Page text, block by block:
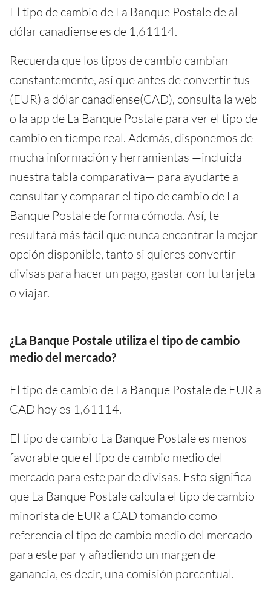
El tipo de cambio de La Banque Postale de al
dólar canadiense es de 1,61114.
Recuerda que los tipos de cambio cambian
constantemente, así que antes de convertir tus
(EUR) a dólar canadiense(CAD), consulta la web
o la app de La Banque Postale para ver el tipo de
cambio en tiempo real. Además, disponemos de
mucha información y herramientas —incluida
nuestra tabla comparativa— para ayudarte a
consultar y comparar el tipo de cambio de La
Banque Postale de forma cómoda. Así, te
resultará más fácil que nunca encontrar la mejor
opción disponible, tanto si quieres convertir
divisas para hacer un pago, gastar con tu tarjeta
o viajar.
¿La Banque Postale utiliza el tipo de cambio
medio del mercado?
El tipo de cambio de La Banque Postale de EUR a
CAD hoy es 1,61114.
El tipo de cambio La Banque Postale es menos
favorable que el tipo de cambio medio del
mercado para este par de divisas. Esto significa
que La Banque Postale calcula el tipo de cambio
minorista de EUR a CAD tomando como
referencia el tipo de cambio medio del mercado
para este par y añadiendo un margen de
ganancia, es decir, una comisión porcentual.